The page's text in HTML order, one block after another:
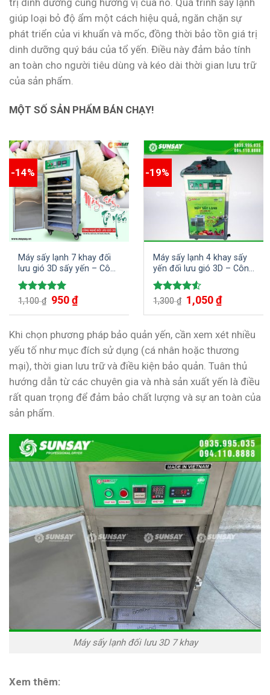
giúp loại bỏ độ ẩm một cách hiệu quả, ngăn chặn sự
phát triển của vi khuẩn và mốc, đồng thời bảo tồn giá trị
dinh dưỡng quý báu của tổ yến. Điều này đảm bảo tính
an toàn cho người tiêu dùng và kéo dài thời gian lưu trữ
của sản phẩm.
MỘT SỐ SẢN PHẨM BÁN CHẠY!
-14%
Máy sấy lạnh 7 khay đối
lưu gió 3D sấy yến – Công
nghệ sấy yến hiệu quả an
toàn vệ sinh đảm bảo
chất lượng cao
Được xếp
1,100₫ 950₫
-19%
Máy sấy lạnh 4 khay sấy
yến đối lưu gió 3D – Công
nghệ hiện đại làm cho
sản phẩm khô đồng đều
nâng cao giá trị tổ yến
Được xếp
4.50
1,300₫ 1,050₫
Khi chọn phương pháp bảo quản yến, cần xem xét nhiều
yếu tố như mục đích sử dụng (cá nhân hoặc thương
mại), thời gian lưu trữ và điều kiện bảo quản. Tuân thủ
hướng dẫn từ các chuyên gia và nhà sản xuất yến là điều
rất quan trọng để đảm bảo chất lượng và sự an toàn của
sản phẩm.
Máy sấy lạnh đối lưu 3D 7 khay
Xem thêm: